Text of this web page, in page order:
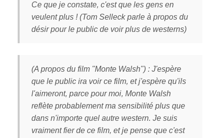
Ce que je constate, c'est que les gens en
veulent plus ! (Tom Selleck parle à propos du
désir pour le public de voir plus de westerns)
(A propos du film "Monte Walsh") : J'espère
que le public ira voir ce film, et j'espère qu'ils
l'aimeront, parce pour moi, Monte Walsh
reflète probablement ma sensibilité plus que
dans n'importe quel autre western. Je suis
vraiment fier de ce film, et je pense que c'est